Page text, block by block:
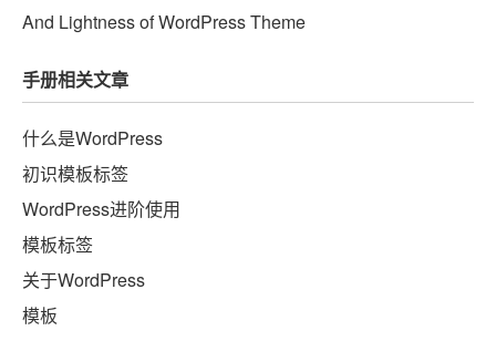
And Lightness of WordPress Theme
手册相关文章
什么是WordPress
初识模板标签
WordPress进阶使用
模板标签
关于WordPress
模板